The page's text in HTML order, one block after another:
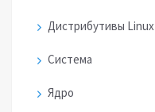
Дистрибутивы Linux
Система
Ядро